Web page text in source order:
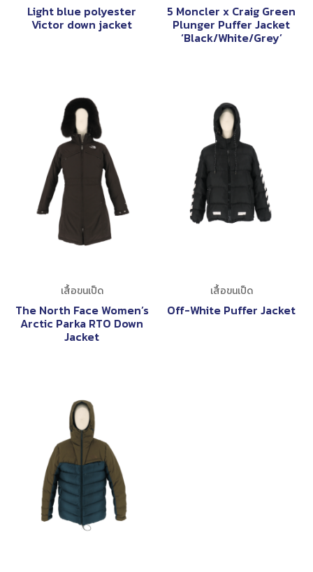
Light blue polyester
Victor down jacket
5 Moncler x Craig Green
Plunger Puffer Jacket
‘Black/White/Grey’
เสื้อขนเป็ด
The North Face Women’s
Arctic Parka RTO Down
Jacket
เสื้อขนเป็ด
Off-White Puffer Jacket